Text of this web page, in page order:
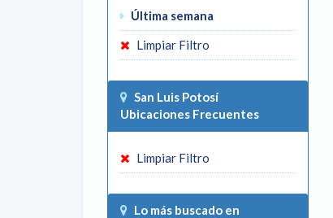
Última semana
Limpiar Filtro
San Luis Potosí
Ubicaciones Frecuentes
Limpiar Filtro
Lo más buscado en